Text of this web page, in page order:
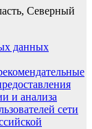
Северный
данных
и анализа
сети